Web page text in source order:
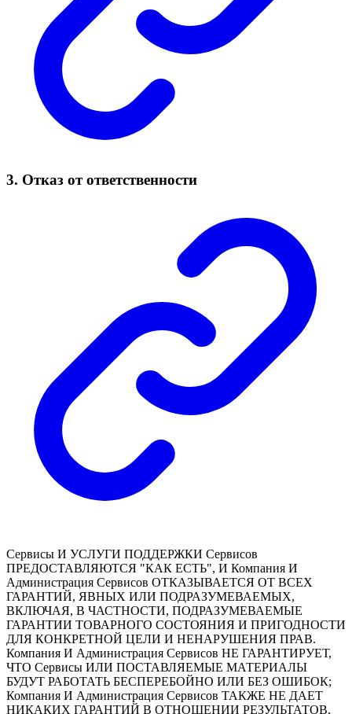
3. Отказ от ответственности
Сервисы И УСЛУГИ ПОДДЕРЖКИ Сервисов
ПРЕДОСТАВЛЯЮТСЯ "КАК ЕСТЬ", И Компания И
Администрация Сервисов ОТКАЗЫВАЕТСЯ ОТ ВСЕХ
ГАРАНТИЙ, ЯВНЫХ ИЛИ ПОДРАЗУМЕВАЕМЫХ,
ВКЛЮЧАЯ, В ЧАСТНОСТИ, ПОДРАЗУМЕВАЕМЫЕ
ГАРАНТИИ ТОВАРНОГО СОСТОЯНИЯ И ПРИГОДНОСТИ
ДЛЯ КОНКРЕТНОЙ ЦЕЛИ И НЕНАРУШЕНИЯ ПРАВ.
Компания И Администрация Сервисов НЕ ГАРАНТИРУЕТ,
ЧТО Сервисы ИЛИ ПОСТАВЛЯЕМЫЕ МАТЕРИАЛЫ
БУДУТ РАБОТАТЬ БЕСПЕРЕБОЙНО ИЛИ БЕЗ ОШИБОК;
Компания И Администрация Сервисов ТАКЖЕ НЕ ДАЕТ
НИКАКИХ ГАРАНТИЙ В ОТНОШЕНИИ РЕЗУЛЬТАТОВ,